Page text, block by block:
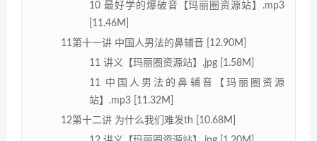
10 最好学的爆破音【玛丽圈资源站】.mp3
[11.46M]
11第十一讲 中国人男法的鼻辅音 [12.90M]
11 讲义【玛丽圈资源站】.jpg [1.58M]
11 中国人男法的鼻辅音【玛丽圈资源
站】.mp3 [11.32M]
12第十二讲 为什么我们难发th [10.68M]